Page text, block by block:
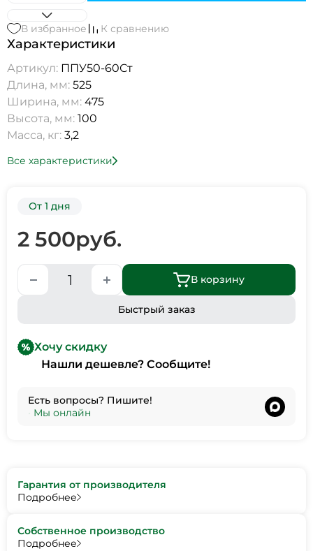
В избранное К сравнению
Характеристики
Артикул: ППУ50-60Ст
Длина, мм: 525
Ширина, мм: 475
Высота, мм: 100
Масса, кг: 3,2
Все характеристики
От 1 дня
2 500руб.
В корзину
Быстрый заказ
Хочу скидку
Нашли дешевле? Сообщите!
Есть вопросы? Пишите!
• Мы онлайн
Гарантия от производителя
Подробнее
Собственное производство
Подробнее